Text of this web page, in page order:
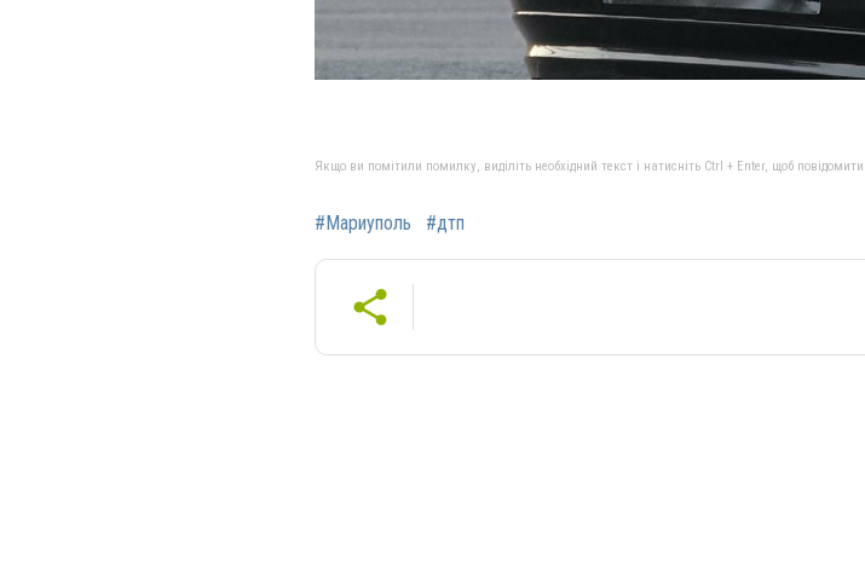
Якщо ви помітили помилку, виділіть необхідний текст і натисніть Ctrl + Enter, щоб
#Мариуполь #дтп